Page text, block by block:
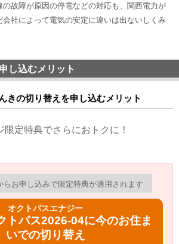
の故障が原因の停電などの対応も、関西電力が
社によって電気の安定に違いは出ないしくみ
し込むメリット
きの切り替えを申し込むメリット
限定特典でさらにおトクに！
らお申し込みで限定特典が適用されます
オクトパスエナジー
トパス2026-04に今のお住ま
いでの切り替え